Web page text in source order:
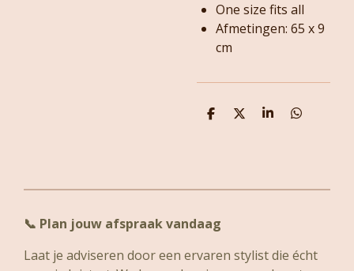
One size fits all
Afmetingen: 65 x 9
cm
D
D
S
D
📞 Plan jouw afspraak vandaag
Laat je adviseren door een ervaren stylist die écht